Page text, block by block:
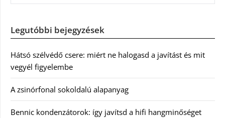
Legutóbbi bejegyzések
Hátsó szélvédő csere: miért ne halogasd a javítást és mit
vegyél figyelembe
A zsinórfonal sokoldalú alapanyag
Bennic kondenzátorok: így javítsd a hifi hangminőséget